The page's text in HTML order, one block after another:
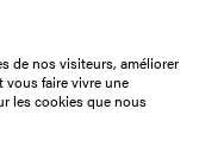
de nos visiteurs, améliorer
faire vivre une
les cookies que nous